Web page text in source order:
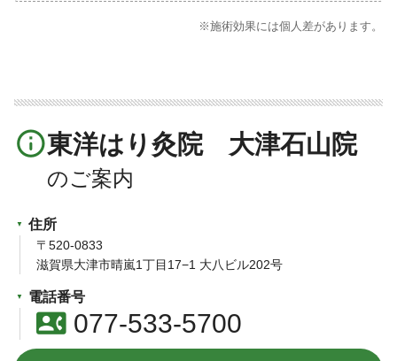
※施術効果には個人差があります。
info_outline東洋はり灸院 大津石山院
住所
〒520-0833
滋賀県大津市晴嵐1丁目17−1 大八ビル202号
電話番号
contact_phone077-533-5700